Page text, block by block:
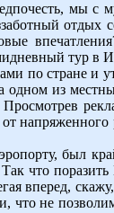
мы с
тур в
по стране и
из
Просмотрев
напряженного
был
что
вперед,
что не